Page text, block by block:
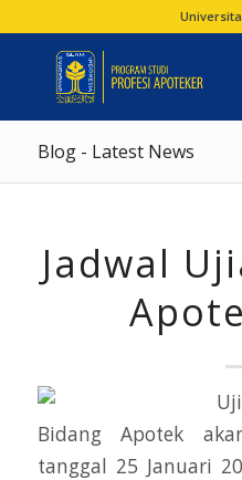
Blog - Latest News
Jadwal
Bidang Apotek
tanggal 25 Januari